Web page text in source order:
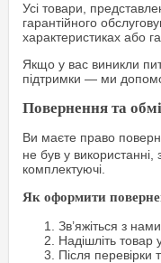
Усі товари,
гарантійного
характеристиках або
Якщо у вас виникли
підтримки — ми
Повернення та
Ви маєте право
не був у використанні,
комплектуючі.
Як оформити
Зв’яжіться з
Надішліть товар
Після